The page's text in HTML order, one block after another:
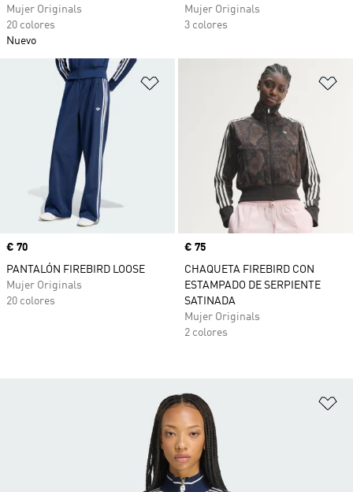
Mujer Originals
20 colores
Nuevo
Mujer Originals
3 colores
Añadir a la lista de deseos
Precio
€ 70
PANTALÓN FIREBIRD LOOSE
Mujer Originals
20 colores
Precio
€ 75
CHAQUETA FIREBIRD CON
ESTAMPADO DE SERPIENTE
SATINADA
Mujer Originals
2 colores